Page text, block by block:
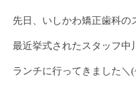
先日、いしかわ矯正歯科の
最近挙式されたスタッフ中
ランチに行ってきました＼